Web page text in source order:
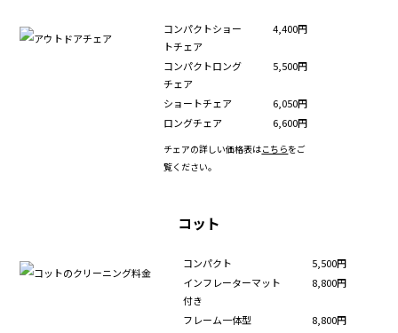
コンパクトショー
トチェア
4,400円
コンパクトロング
チェア
5,500円
ショートチェア
6,050円
ロングチェア
6,600円
チェアの詳しい価格表はこちらをご
覧ください。
コット
コンパクト
5,500円
インフレーターマット
付き
8,800円
フレーム一体型 8,800円